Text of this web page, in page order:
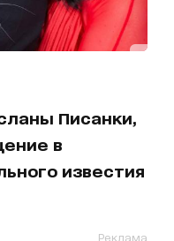
Писанки,
в
известия
Реклама